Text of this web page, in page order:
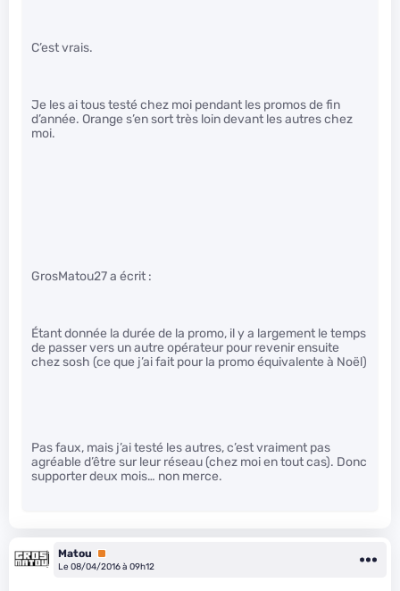
C’est vrais.
Je les ai tous testé chez moi pendant les promos de fin
d’année. Orange s’en sort très loin devant les autres chez
moi.
GrosMatou27 a écrit :
Étant donnée la durée de la promo, il y a largement le temps
de passer vers un autre opérateur pour revenir ensuite
chez sosh (ce que j’ai fait pour la promo équivalente à Noël)
Pas faux, mais j’ai testé les autres, c’est vraiment pas
agréable d’être sur leur réseau (chez moi en tout cas). Donc
supporter deux mois… non merce.
Matou
Premium
Le 08/04/2016 à 09h12